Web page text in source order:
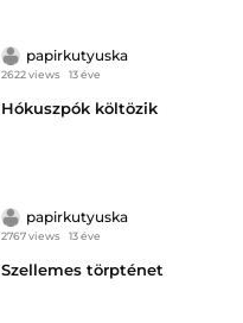
papirkutyuska
2622 views 13 éve
Hókuszpók költözik
papirkutyuska
2767 views 13 éve
Szellemes törpténet